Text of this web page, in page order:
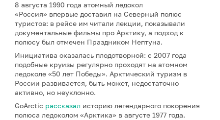
8 августа 1990 года атомный ледокол
«Россия» впервые доставил на Северный полюс
туристов: в рейсе им читали лекции, показывали
документальные фильмы про Арктику, а подход к
полюсу был отмечен Праздником Нептуна.
Инициатива оказалась плодотворной: с 2007 года
подобные круизы регулярно проходят на атомном
ледоколе «50 лет Победы». Арктический туризм в
России развивается, быть может, недостаточно
активно, но неуклонно.
GoArctic рассказал историю легендарного покорения
полюса ледоколом «Арктика» в августе 1977 года.